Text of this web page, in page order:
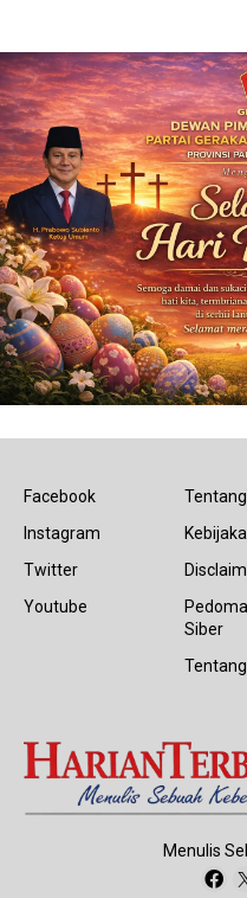
Facebook
Instagram
Twitter
Youtube
Tentang
Siber
Menulis